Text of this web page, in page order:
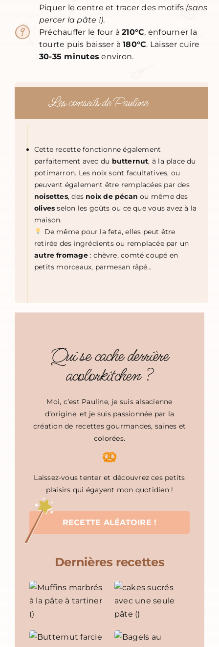
Piquer le centre et tracer des motifs (sans
percer la pâte !).
Préchauffer le four à210°C, enfourner la
tourte puis baisser à180°C. Laisser cuire
30-35 minutes environ.
Les conseils de Pauline
Cette recette fonctionne également
parfaitement avec du butternut, à la place du
potimarron. Les noix sont facultatives, ou
peuvent également être remplacées par des
noisettes, des noix de pécan ou même des
olivesselon les goûts ou ce que vous avez à la
maison.
De même pour la feta, elles peut être
retirée des ingrédients ou remplacée par un
autre fromage: chèvre, comté coupé en
petits morceaux, parmesan râpé…
Qui se cache derrière
acolorkitchen ?
Moi, c’est Pauline, je suis alsacienne
d’origine, et je suis passionnée par la
création de recettes gourmandes, saines et
colorées.
Laissez-vous tenter et découvrez ces petits
plaisirs qui égayent mon quotidien !
RECETTE ALÉATOIRE !
Dernières recettes